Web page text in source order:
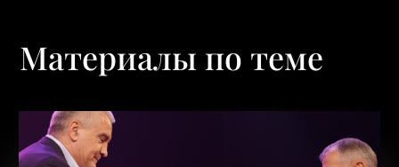
Материалы по теме